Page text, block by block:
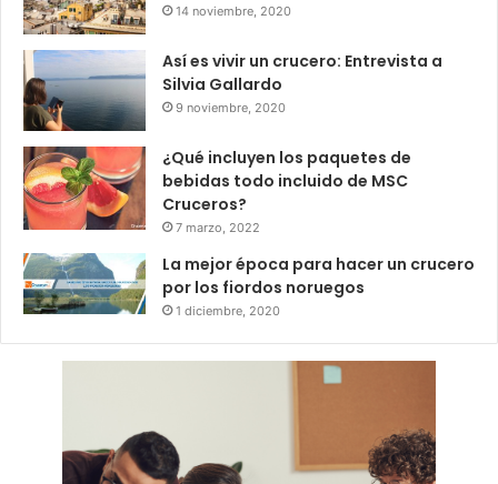
14 noviembre, 2020
Así es vivir un crucero: Entrevista a
Silvia Gallardo
9 noviembre, 2020
¿Qué incluyen los paquetes de
bebidas todo incluido de MSC
Cruceros?
7 marzo, 2022
La mejor época para hacer un crucero
por los fiordos noruegos
1 diciembre, 2020